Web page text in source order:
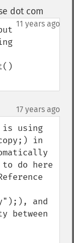
dot com
11 years ago
17 years ago
is using
in
do here
and
between